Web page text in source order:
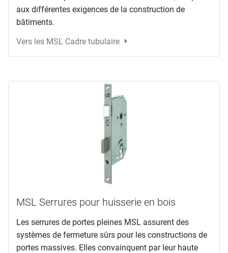
aux différentes exigences de la construction de
bâtiments.
Vers les MSL Cadre tubulaire
MSL Serrures pour huisserie en bois
Les serrures de portes pleines MSL assurent des
systèmes de fermeture sûrs pour les constructions de
portes massives. Elles convainquent par leur haute